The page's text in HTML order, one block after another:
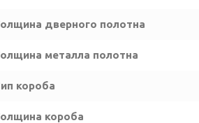
дверного полотна
металла полотна
короба
короба